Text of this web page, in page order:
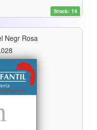
Stock: 14
Negr Rosa